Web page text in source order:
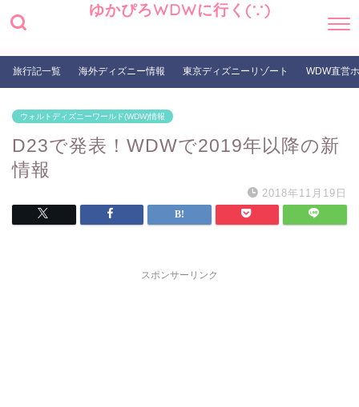
ゆかぴろWDWに行く(∵)
旅行記一覧 海外ディズニー情報 東京ディズニーリゾート WDW直営
ウォルトディズニーワールド(WDW)情報
D23で発表！WDWで2019年以降の新
情報
2018年11月19日
スポンサーリンク